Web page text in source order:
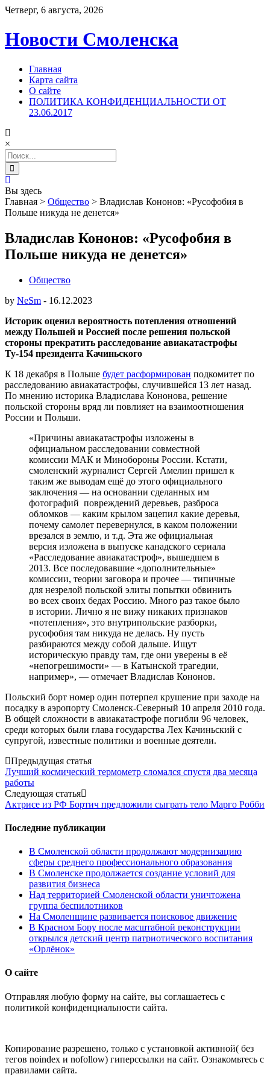
Четверг, 6 августа, 2026
Новости Смоленска
Главная
Карта сайта
О сайте
ПОЛИТИКА КОНФИДЕНЦИАЛЬНОСТИ ОТ
23.06.2017
×
Search
for:
Вы здесь
Главная > Общество > Владислав Кононов: «Русофобия в
Польше никуда не денется»
Владислав Кононов: «Русофобия в
Польше никуда не денется»
Общество
by NeSm - 16.12.2023
Историк оценил вероятность потепления отношений
между Польшей и Россией после решения польской
стороны прекратить расследование авиакатастрофы
Ту-154 президента Качиньского
К 18 декабря в Польше будет расформирован подкомитет по
расследованию авиакатастрофы, случившейся 13 лет назад.
По мнению историка Владислава Кононова, решение
польской стороны вряд ли повлияет на взаимоотношения
России и Польши.
«Причины авиакатастрофы изложены в
официальном расследовании совместной
комиссии МАК и Минобороны России. Кстати,
смоленский журналист Сергей Амелин пришел к
таким же выводам ещё до этого официального
заключения — на основании сделанных им
фотографий повреждений деревьев, разброса
обломков — каким крылом зацепил какие деревья,
почему самолет перевернулся, в каком положении
врезался в землю, и т.д. Эта же официальная
версия изложена в выпуске канадского сериала
«Расследование авиакатастроф», вышедшем в
2013. Все последовавшие «дополнительные»
комиссии, теории заговора и прочее — типичные
для незрелой польской элиты попытки обвинить
во всех своих бедах Россию. Много раз такое было
в истории. Лично я не вижу никаких признаков
«потепления», это внутрипольские разборки,
русофобия там никуда не делась. Ну пусть
разбираются между собой дальше. Ищут
историческую правду там, где они уверены в её
«непогрешимости» — в Катынской трагедии,
например», — отмечает Владислав Кононов.
Польский борт номер один потерпел крушение при заходе на
посадку в аэропорту Смоленск-Северный 10 апреля 2010 года.
В общей сложности в авиакатастрофе погибли 96 человек,
среди которых были глава государства Лех Качиньский с
супругой, известные политики и военные деятели.
Post
navigation
Предыдущая статья
Лучший космический термометр сломался спустя два месяца
работы
Следующая статья
Актрисе из РФ Бортич предложили сыграть тело Марго Робби
Последние публикации
В Смоленской области продолжают модернизацию
сферы среднего профессионального образования
В Смоленске продолжается создание условий для
развития бизнеса
Над территорией Смоленской области уничтожена
группа беспилотников
На Смоленщине развивается поисковое движение
В Красном Бору после масштабной реконструкции
открылся детский центр патриотического воспитания
«Орлёнок»
О сайте
Отправляя любую форму на сайте, вы соглашаетесь с
политикой конфиденциальности сайта.
Копирование разрешено, только с установкой активной( без
тегов noindex и nofollow) гиперссылки на сайт. Ознакомьтесь с
правилами сайта.